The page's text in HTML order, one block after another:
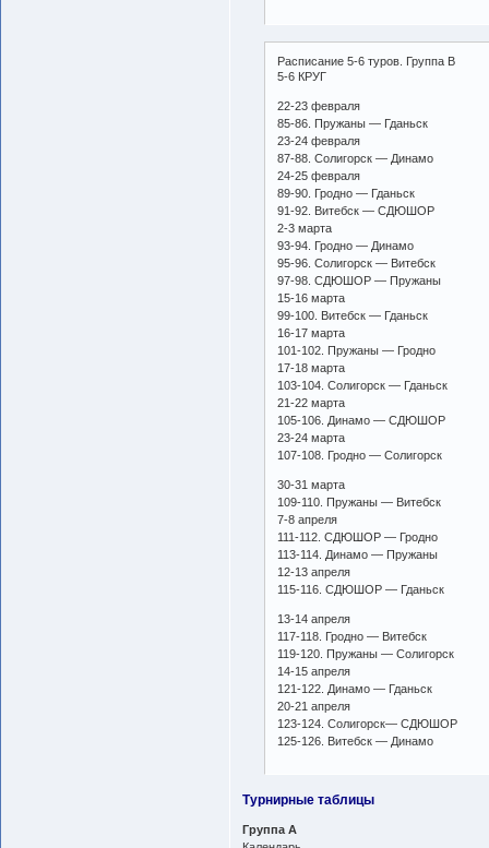
Расписание 5-6 туров. Группа B
5-6 КРУГ
22-23 февраля
85-86. Пружаны — Гданьск
23-24 февраля
87-88. Солигорск — Динамо
24-25 февраля
89-90. Гродно — Гданьск
91-92. Витебск — СДЮШОР
2-3 марта
93-94. Гродно — Динамо
95-96. Солигорск — Витебск
97-98. СДЮШОР — Пружаны
15-16 марта
99-100. Витебск — Гданьск
16-17 марта
101-102. Пружаны — Гродно
17-18 марта
103-104. Солигорск — Гданьск
21-22 марта
105-106. Динамо — СДЮШОР
23-24 марта
107-108. Гродно — Солигорск
30-31 марта
109-110. Пружаны — Витебск
7-8 апреля
111-112. СДЮШОР — Гродно
113-114. Динамо — Пружаны
12-13 апреля
115-116. СДЮШОР — Гданьск
13-14 апреля
117-118. Гродно — Витебск
119-120. Пружаны — Солигорск
14-15 апреля
121-122. Динамо — Гданьск
20-21 апреля
123-124. Солигорск— СДЮШОР
125-126. Витебск — Динамо
Турнирные таблицы
Группа А